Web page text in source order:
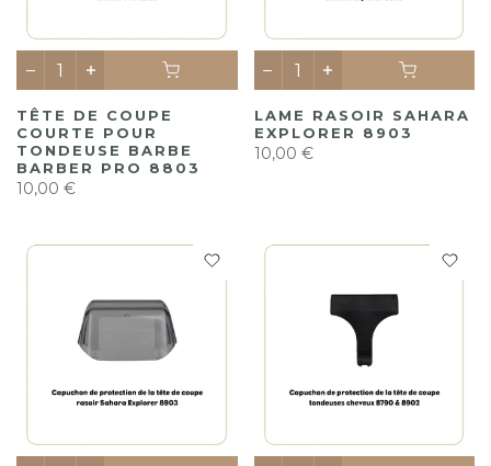
TÊTE DE COUPE
COURTE POUR
TONDEUSE BARBE
BARBER PRO 8803
10,00 €
LAME RASOIR SAHARA
EXPLORER 8903
10,00 €